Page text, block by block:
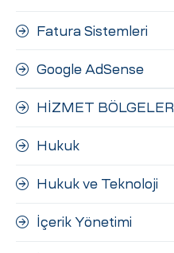
Fatura Sistemleri
Google AdSense
HİZMET BÖLGELERİ
Hukuk
Hukuk ve Teknoloji
İçerik Yönetimi